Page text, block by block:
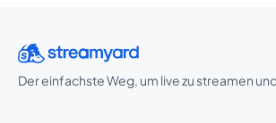
Der einfachste Weg, um live zu streamen